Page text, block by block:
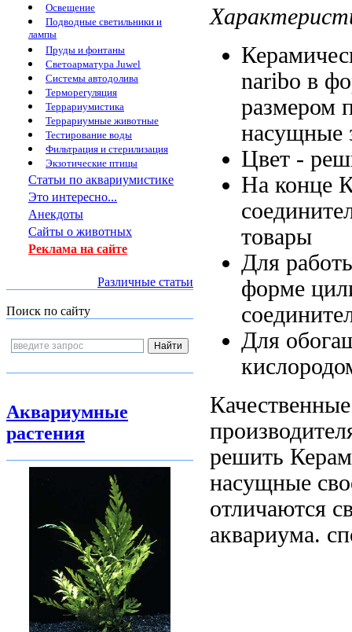
Освещение
Подводные светильники и
лампы
Пруды и фонтаны
Светоарматура Juwel
Системы автодолива
Терморегуляция
Террариумистика
Террариумные животные
Тестирование воды
Фильтрация и стерилизация
Экзотические птицы
Статьи по аквариумистике
Это интересно...
Анекдоты
Сайты о животных
Реклама на сайте
Различные статьи
Поиск по сайту
Аквариумные
растения
naribo в
размером
насущные
Цвет -
На конце
товары
Для
форме
Для
решить
насущные
отличаются
аквариума.